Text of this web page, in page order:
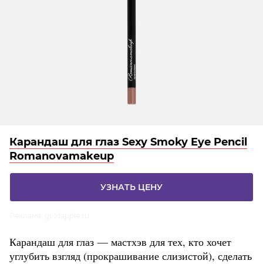
Карандаш для глаз Sexy Smoky Eye Pencil
Romanovamakeup
УЗНАТЬ ЦЕНУ
Карандаш для глаз — мастхэв для тех, кто хочет
углубить взгляд (прокрашивание слизистой), сделать